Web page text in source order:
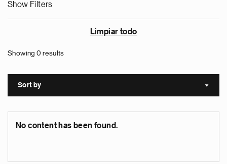
Show Filters
Limpiar todo
Showing 0 results
Sort by Sort
No content has been found.